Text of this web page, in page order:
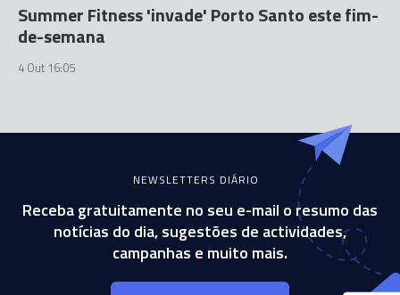
Summer Fitness 'invade' Porto Santo este fim-
de-semana
4 Out 16:05
NEWSLETTERS DIÁRIO
Receba gratuitamente no seu e-mail o resumo das
notícias do dia, sugestões de actividades,
campanhas e muito mais.